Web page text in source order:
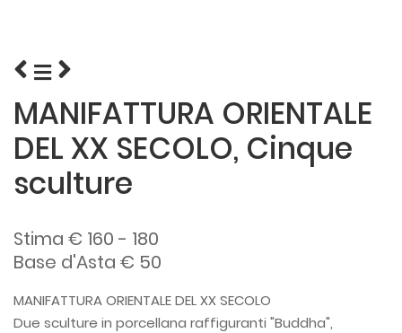
MANIFATTURA ORIENTALE
DEL XX SECOLO, Cinque
sculture
Stima € 160 - 180
Base d'Asta € 50
MANIFATTURA ORIENTALE DEL XX SECOLO
Due sculture in porcellana raffiguranti "Buddha",